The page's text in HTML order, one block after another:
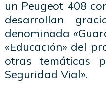
un Peugeot 408
desarrollan
denominada
«Educación» del
otras temáticas
Seguridad Vial».